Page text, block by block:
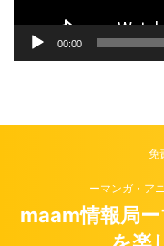
00:00
免
ーマンガ・ア
maam情報局